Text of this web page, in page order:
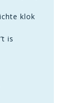
klok
is